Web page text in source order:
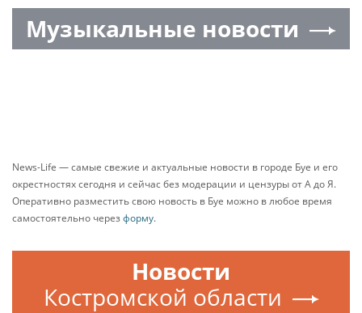
Музыкальные новости
News-Life — самые свежие и актуальные новости в городе Буе и его
окрестностях сегодня и сейчас без модерации и цензуры от А до Я.
Оперативно разместить свою новость в Буе можно в любое время
самостоятельно черезформу.
Новости
Костромской области